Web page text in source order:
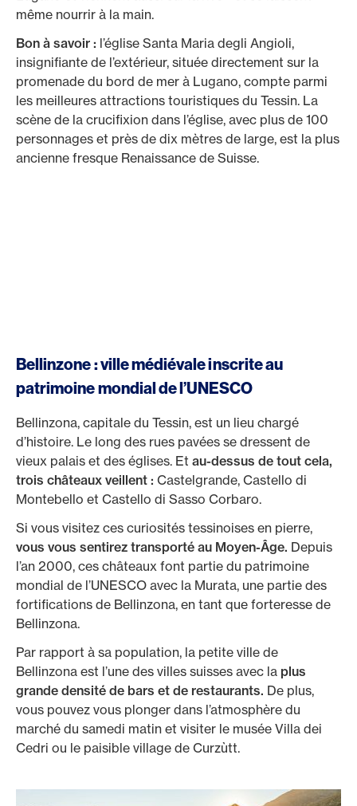
même nourrir à la main.
Bon à savoir : l’église Santa Maria degli Angioli,
insignifiante de l’extérieur, située directement sur la
promenade du bord de mer à Lugano, compte parmi
les meilleures attractions touristiques du Tessin. La
scène de la crucifixion dans l’église, avec plus de 100
personnages et près de dix mètres de large, est la plus
ancienne fresque Renaissance de Suisse.
Bellinzone : ville médiévale inscrite au
patrimoine mondial de l’UNESCO
Bellinzona, capitale du Tessin, est un lieu chargé
d’histoire. Le long des rues pavées se dressent de
vieux palais et des églises. Et au-dessus de tout cela,
trois châteaux veillent : Castelgrande, Castello di
Montebello et Castello di Sasso Corbaro.
Si vous visitez ces curiosités tessinoises en pierre,
vous vous sentirez transporté au Moyen-Âge. Depuis
l’an 2000, ces châteaux font partie du patrimoine
mondial de l’UNESCO avec la Murata, une partie des
fortifications de Bellinzona, en tant que forteresse de
Bellinzona.
Par rapport à sa population, la petite ville de
Bellinzona est l’une des villes suisses avec la plus
grande densité de bars et de restaurants. De plus,
vous pouvez vous plonger dans l’atmosphère du
marché du samedi matin et visiter le musée Villa dei
Cedri ou le paisible village de Curzùtt.